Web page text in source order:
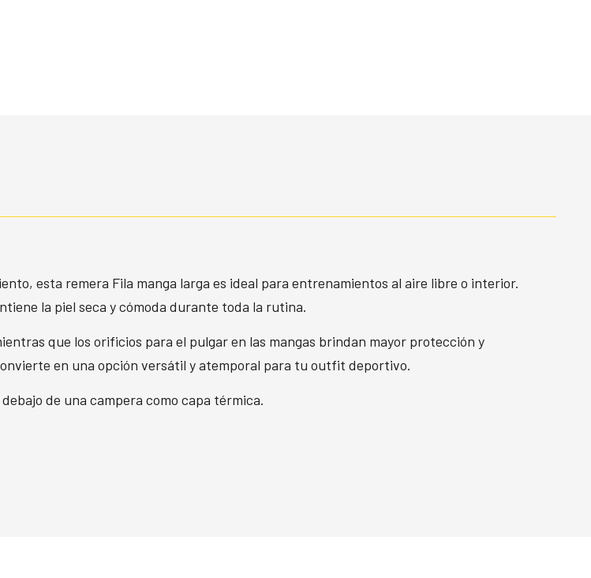
esta remera Fila manga larga es ideal para entrenamientos al aire libre o interior.
la piel seca y cómoda durante toda la rutina.
que los orificios para el pulgar en las mangas brindan mayor protección y
en una opción versátil y atemporal para tu outfit deportivo.
de una campera como capa térmica.